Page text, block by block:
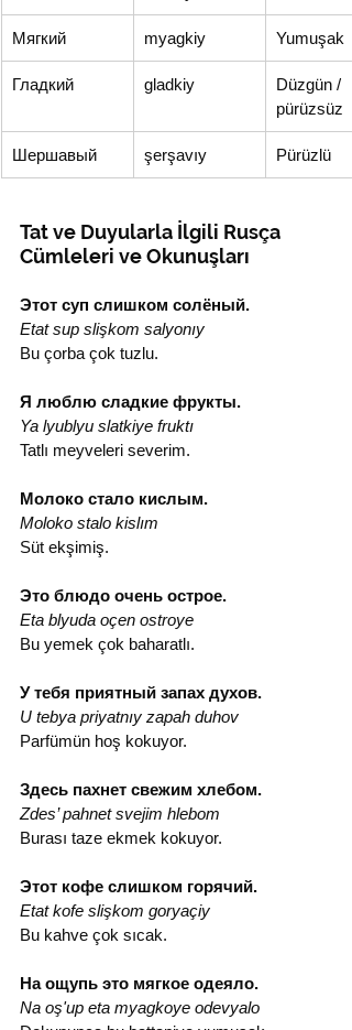
Мягкий myagkiy Yumuşak
Гладкий gladkiy
Düzgün /
pürüzsüz
Шершавый şerşavıy Pürüzlü
Tat ve Duyularla İlgili Rusça
Cümleleri ve Okunuşları
Этот суп слишком солёный.
Etat sup slişkom salyonıy
Bu çorba çok tuzlu.
Я люблю сладкие фрукты.
Ya lyublyu slatk­iye fruktı
Tatlı meyveleri severim.
Молоко стало кислым.
Moloko stalo kislım
Süt ekşimiş.
Это блюдо очень острое.
Eta blyuda oçen ostroye
Bu yemek çok baharatlı.
У тебя приятный запах духов.
U tebya priyatnıy zapah duh­ov
Parfümün hoş kokuyor.
Здесь пахнет свежим хлебом.
Zdes’ pahnet svejim hlebom
Burası taze ekmek kokuyor.
Этот кофе слишком горячий.
Etat kofe slişkom goryaçiy
Bu kahve çok sıcak.
На ощупь это мягкое одеяло.
Na oş'up eta myagkoye odevyalo